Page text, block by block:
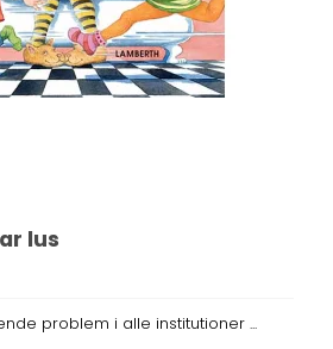
lus
problem i alle institutioner ...